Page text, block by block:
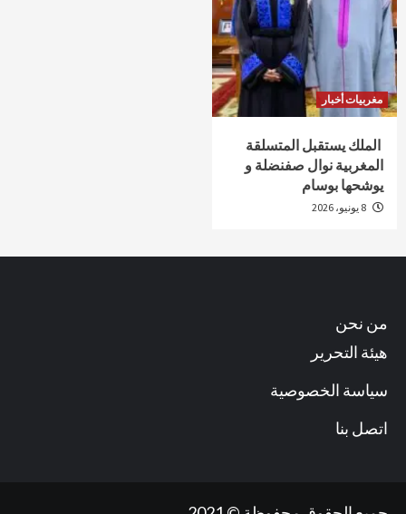
مغربيات أخبار
الملك يستقبل المتسلقة
المغربية نوال صفنضلة و
يوشحها بوسام
من نحن
هيئة التحرير
سياسة الخصوصية
اتصل بنا